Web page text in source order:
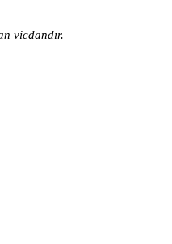
vicdandır.